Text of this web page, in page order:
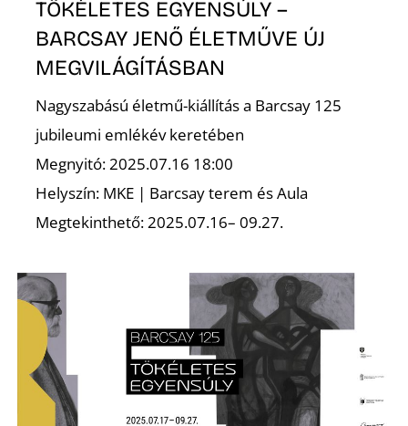
TÖKÉLETES EGYENSÚLY –
BARCSAY JENŐ ÉLETMŰVE ÚJ
MEGVILÁGÍTÁSBAN
Nagyszabású életmű-kiállítás a Barcsay 125
jubileumi emlékév keretében
Megnyitó: 2025.07.16 18:00
Helyszín: MKE | Barcsay terem és Aula
Megtekinthető: 2025.07.16– 09.27.